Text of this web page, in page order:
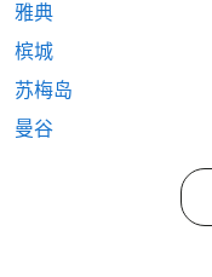
雅典
槟城
苏梅岛
曼谷